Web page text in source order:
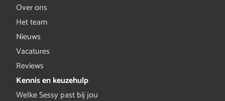
Over ons
Het team
Nieuws
Vacatures
Reviews
Kennis en keuzehulp
Welke Sessy past bij jou